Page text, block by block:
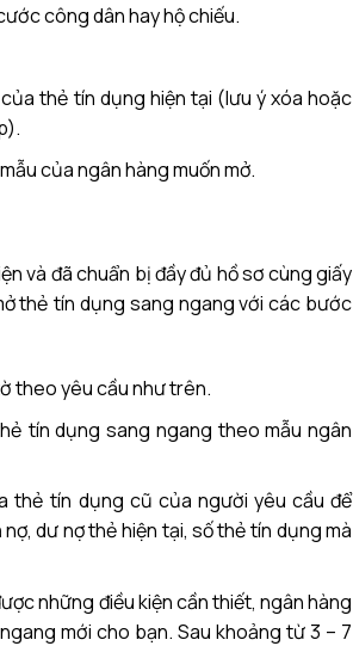
công dân hay hộ chiếu.
thẻ tín dụng hiện tại (lưu ý xóa hoặc
của ngân hàng muốn mở.
và đã chuẩn bị đầy đủ hồ sơ cùng giấy
thẻ tín dụng sang ngang với các bước
theo yêu cầu như trên.
tín dụng sang ngang theo mẫu ngân
thẻ tín dụng cũ của người yêu cầu để
dư nợ thẻ hiện tại, số thẻ tín dụng mà
những điều kiện cần thiết, ngân hàng
mới cho bạn. Sau khoảng từ 3 – 7